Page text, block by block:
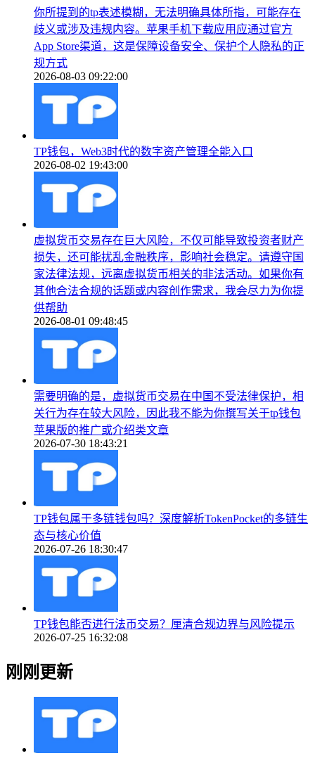
你所提到的tp表述模糊，无法明确具体所指，可能存在
歧义或涉及违规内容。苹果手机下载应用应通过官方
App Store渠道，这是保障设备安全、保护个人隐私的正
规方式
2026-08-03 09:22:00
TP钱包，Web3时代的数字资产管理全能入口
2026-08-02 19:43:00
虚拟货币交易存在巨大风险，不仅可能导致投资者财产
损失，还可能扰乱金融秩序，影响社会稳定。请遵守国
家法律法规，远离虚拟货币相关的非法活动。如果你有
其他合法合规的话题或内容创作需求，我会尽力为你提
供帮助
2026-08-01 09:48:45
需要明确的是，虚拟货币交易在中国不受法律保护，相
关行为存在较大风险，因此我不能为你撰写关于tp钱包
苹果版的推广或介绍类文章
2026-07-30 18:43:21
TP钱包属于多链钱包吗？深度解析TokenPocket的多链生
态与核心价值
2026-07-26 18:30:47
TP钱包能否进行法币交易？厘清合规边界与风险提示
2026-07-25 16:32:08
刚刚更新